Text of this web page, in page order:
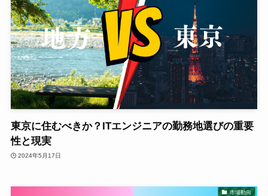
東京に住むべきか？ITエンジニアの勤務地選びの重要
性と現実
2024年5月17日
市場動向